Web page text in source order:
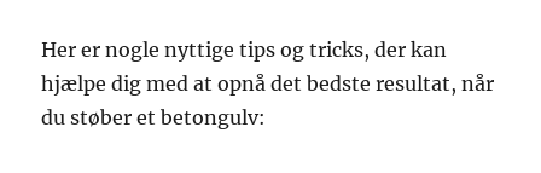
Her er nogle nyttige tips og tricks, der kan
hjælpe dig med at opnå det bedste resultat, når
du støber et betongulv: